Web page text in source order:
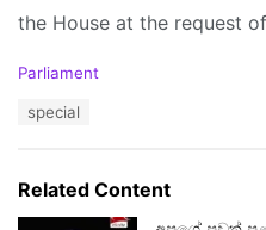
the House at the request
C
o
r
i
Parliament
:
special
Related Content